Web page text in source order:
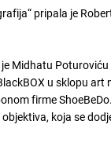
pripala je
Midhatu
u sklopu art
firme
koja se